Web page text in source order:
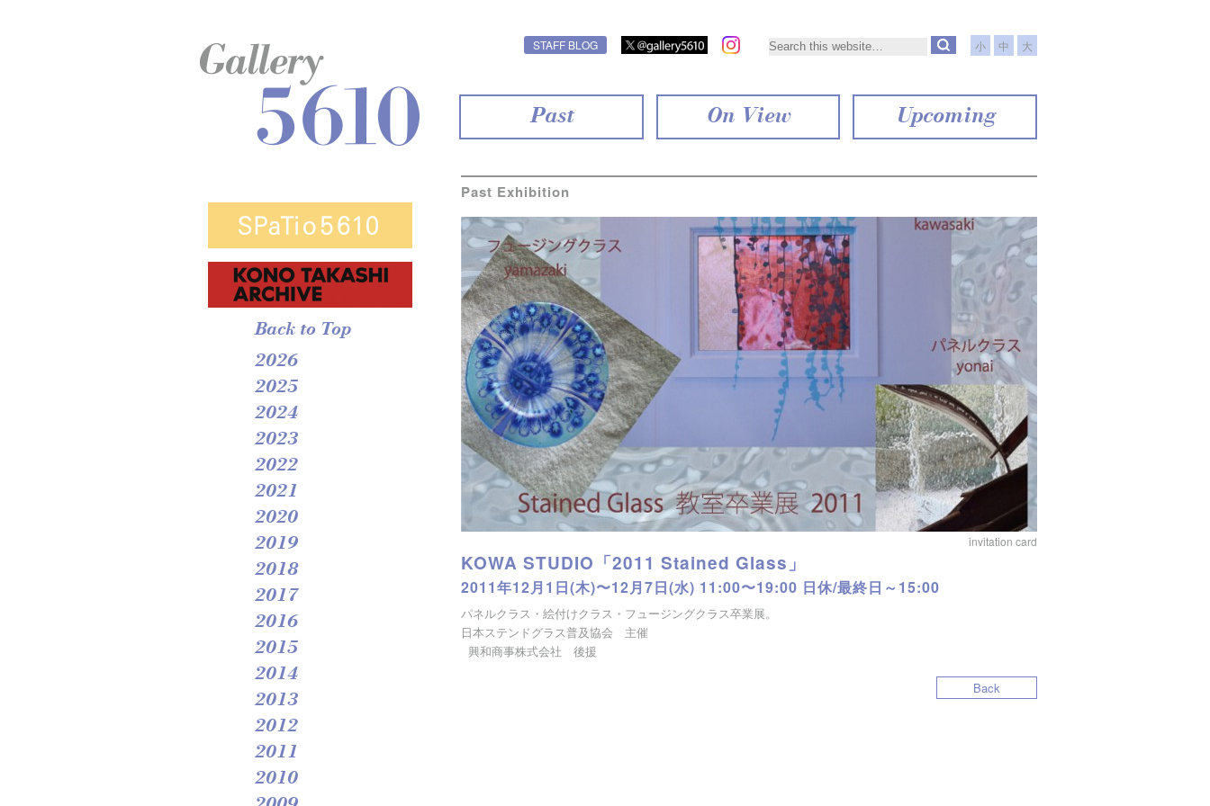
Back to Top
2026
2025
2024
2023
2022
2021
2020
2019
2018
2017
2016
2015
2014
2013
2012
2011
2010
STAFF BLOG 小 中 大
Past On View Upcoming
Past Exhibition
invitation card
KOWA STUDIO「2011 Stained Glass」
2011年12月1日(木)〜12月7日(水) 11:00〜19:00 日休/最終日～15:00
パネルクラス・絵付けクラス・フュージングクラス卒業展。
日本ステンドグラス普及協会 主催
興和商事株式会社 後援
Back